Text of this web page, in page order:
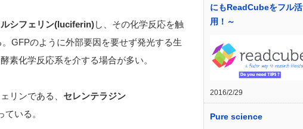
ルシフェリン(luciferin)し、その化学反応を触
。GFPのように外部要因を要せず発光する生
素化学反応系を介する場合が多い。
リンである、 セレンテラジン
いる。
にもReadCubeをフル活
用！～
2016/2/29
Pure science